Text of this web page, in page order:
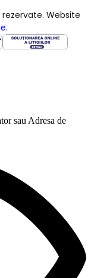
Website
.
sau Adresa de